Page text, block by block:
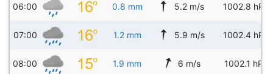
06:00 0.8 mm 5.2 m/s 1002.8 hPa
07:00 1.2 mm 5.9 m/s 1002.4 hPa
08:00 1.9 mm 6 m/s 1002.1 hPa